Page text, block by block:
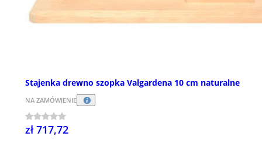
Stajenka drewno szopka Valgardena 10 cm naturalne
NA ZAMÓWIENIE
zł 717,72